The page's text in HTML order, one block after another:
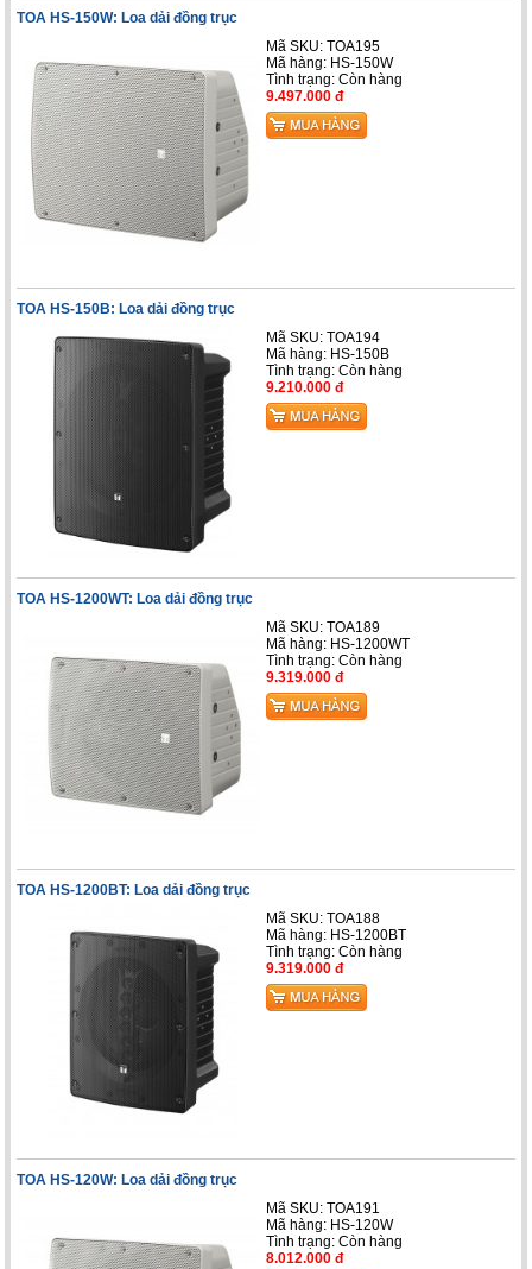
TOA HS-150W: Loa dải đồng trục
Mã SKU: TOA195
Mã hàng: HS-150W
Tình trạng: Còn hàng
9.497.000 đ
TOA HS-150B: Loa dải đồng trục
Mã SKU: TOA194
Mã hàng: HS-150B
Tình trạng: Còn hàng
9.210.000 đ
TOA HS-1200WT: Loa dải đồng trục
Mã SKU: TOA189
Mã hàng: HS-1200WT
Tình trạng: Còn hàng
9.319.000 đ
TOA HS-1200BT: Loa dải đồng trục
Mã SKU: TOA188
Mã hàng: HS-1200BT
Tình trạng: Còn hàng
9.319.000 đ
TOA HS-120W: Loa dải đồng trục
Mã SKU: TOA191
Mã hàng: HS-120W
Tình trạng: Còn hàng
8.012.000 đ